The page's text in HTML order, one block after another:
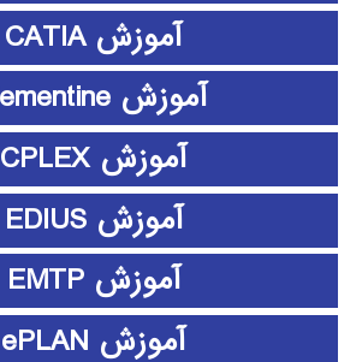
آموزش CATIA
آموزش clementine
آموزش CPLEX
آموزش EDIUS
آموزش EMTP
آموزش ePLAN